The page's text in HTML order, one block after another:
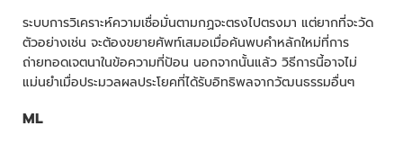
ระบบการวิเคราะห์ความเชื่อมั่นตามกฏจะตรงไปตรงมา แต่ยากที่จะวัด
ตัวอย่างเช่น จะต้องขยายศัพท์เสมอเมื่อค้นพบคำหลักใหม่ที่การ
ถ่ายทอดเจตนาในข้อความที่ป้อน นอกจากนั้นแล้ว วิธีการนี้อาจไม่
แม่นยำเมื่อประมวลผลประโยคที่ได้รับอิทธิพลจากวัฒนธรรมอื่นๆ
ML